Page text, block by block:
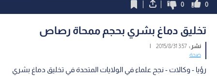
0
0
تخليق دماغ بشري بحجم ممحاة رصاص
نشر :3:57 2015/8/31
|
صحة
رؤيا - وكالات - نجح علماء في الولايات المتحدة في تخليق دماغ بشري